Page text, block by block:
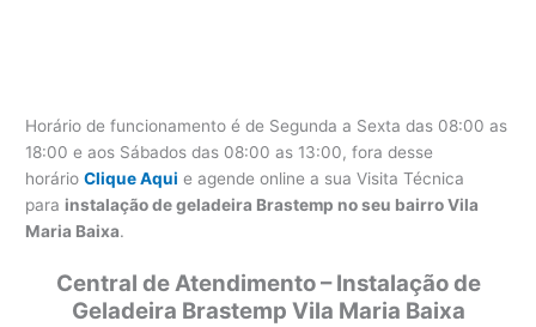
Horário de funcionamento é de Segunda a Sexta das 08:00 as
18:00 e aos Sábados das 08:00 as 13:00, fora desse
horárioClique Aqui e agende online a sua Visita Técnica
para instalação de geladeira Brastemp no seu bairro Vila
Maria Baixa.
Central de Atendimento – Instalação de
Geladeira Brastemp Vila Maria Baixa